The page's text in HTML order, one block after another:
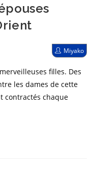
Post
author:
Miyako
filles. Des
les dames de cette
contractés chaque